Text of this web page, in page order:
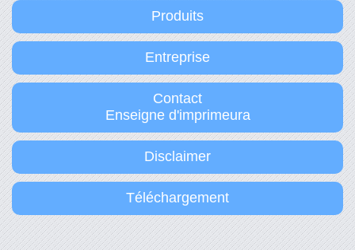
Produits
Entreprise
Contact
Enseigne d'imprimeura
Disclaimer
Téléchargement